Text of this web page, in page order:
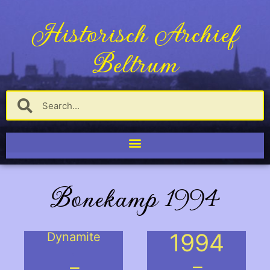
Historisch Archief
Beltrum
Bonekamp 1994
Dynamite
1994